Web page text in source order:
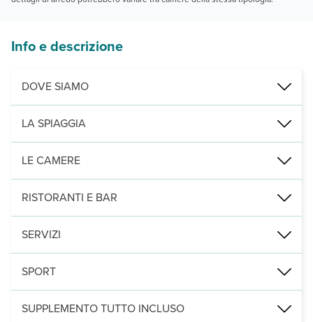
Info e descrizione
DOVE SIAMO
Corralejo, a 100 m dalla spiaggia de Los Verilitos e 300 dal
LA SPIAGGIA
a 100 m la spiaggia pubblica de Los Verilitos, di sabbia bianca.
LE CAMERE
240 camere (35 m²), distruite su 3 piani, tutte con servizi
RISTORANTI E BAR
1 ristorante a buffet e 2 bar, di cui 1 pool bar e 1 lobby bar.
SERVIZI
3 piscine con lettini e ombrelloni a disposizione, connessione
SPORT
palestra, tennis.
SUPPLEMENTO TUTTO INCLUSO